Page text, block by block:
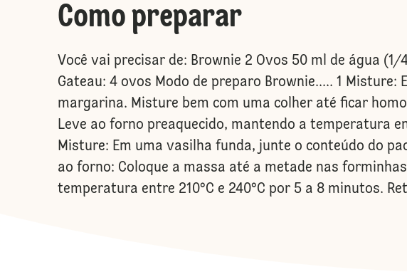
Como preparar
Você vai precisar de: Brownie 2 Ovos 50 ml de água
Gateau: 4 ovos Modo de preparo Brownie..... 1
margarina. Misture bem com uma colher até ficar
Leve ao forno preaquecido, mantendo a temperatura
Misture: Em uma vasilha funda, junte o conteúdo do
ao forno: Coloque a massa até a metade nas
temperatura entre 210°C e 240°C por 5 a 8 minutos.